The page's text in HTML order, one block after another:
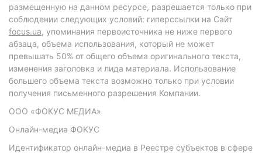
размещенную на данном ресурсе, разрешается только при
соблюдении следующих условий: гиперссылки на Сайт
focus.ua, упоминания первоисточника не ниже первого
абзаца, объема использования, который не может
превышать 50% от общего объема оригинального текста,
изменения заголовка и лида материала. Использование
большего объема текста возможно только при условии
получения письменного разрешения Компании.
ООО «ФОКУС МЕДИА»
Онлайн-медиа ФОКУС
Идентификатор онлайн-медиа в Реестре субъектов в сфере